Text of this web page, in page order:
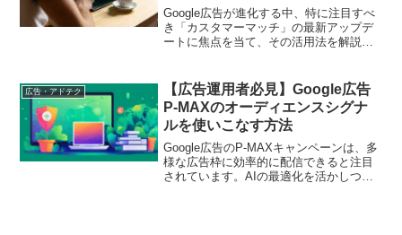
法
Google広告が進化する中、特に注目すべ
き「カスタマーマッチ」の最新アップデ
ートに焦点を当て、その活用法を解説し
ためのヒントを得ましょう。
広告・アドテク
【広告運用者必見】Google広告
P-MAXのオーディエンスシグナ
ルを使いこなす方法
Google広告のP-MAXキャンペーンは、多
様な広告枠に効率的に配信できると注目
されています。AIの最適化を活かしつ